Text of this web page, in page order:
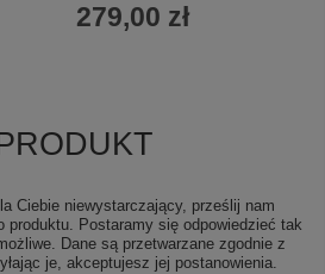
279,00 zł
Ciebie niewystarczający, prześlij nam
produktu. Postaramy się odpowiedzieć tak
Dane są przetwarzane zgodnie z
je, akceptujesz jej postanowienia.